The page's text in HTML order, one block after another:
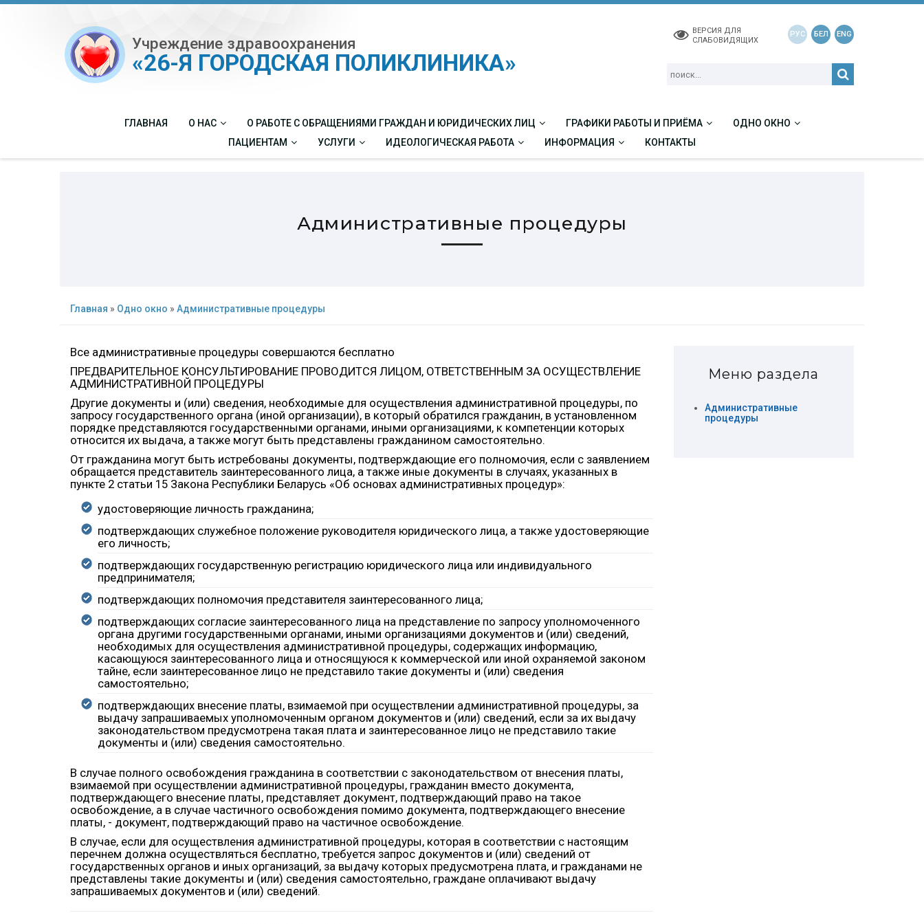
Учреждение здравоохранения
«26-Я ГОРОДСКАЯ ПОЛИКЛИНИКА»
ВЕРСИЯ ДЛЯ
СЛАБОВИДЯЩИХ
РУС БЕЛ ENG
ГЛАВНАЯ О НАС О РАБОТЕ С ОБРАЩЕНИЯМИ ГРАЖДАН И ЮРИДИЧЕСКИХ ЛИЦ ГРАФИКИ РАБОТЫ И ПРИЁМА
ОДНО ОКНО
ПАЦИЕНТАМ
УСЛУГИ ИДЕОЛОГИЧЕСКАЯ РАБОТА ИНФОРМАЦИЯ КОНТАКТЫ
Административные процедуры
Главная » Одно окно » Административные процедуры
Все административные процедуры совершаются бесплатно
ПРЕДВАРИТЕЛЬНОЕ КОНСУЛЬТИРОВАНИЕ ПРОВОДИТСЯ ЛИЦОМ, ОТВЕТСТВЕННЫМ ЗА ОСУЩЕСТВЛЕНИЕ
АДМИНИСТРАТИВНОЙ ПРОЦЕДУРЫ
Другие документы и (или) сведения, необходимые для осуществления административной процедуры, по
запросу государственного органа (иной организации), в который обратился гражданин, в установленном
порядке представляются государственными органами, иными организациями, к компетенции которых
относится их выдача, а также могут быть представлены гражданином самостоятельно.
От гражданина могут быть истребованы документы, подтверждающие его полномочия, если с заявлением
обращается представитель заинтересованного лица, а также иные документы в случаях, указанных в
пункте 2 статьи 15 Закона Республики Беларусь «Об основах административных процедур»:
удостоверяющие личность гражданина;
подтверждающих служебное положение руководителя юридического лица, а также удостоверяющие
его личность;
подтверждающих государственную регистрацию юридического лица или индивидуального
предпринимателя;
подтверждающих полномочия представителя заинтересованного лица;
подтверждающих согласие заинтересованного лица на представление по запросу уполномоченного
органа другими государственными органами, иными организациями документов и (или) сведений,
необходимых для осуществления административной процедуры, содержащих информацию,
касающуюся заинтересованного лица и относящуюся к коммерческой или иной охраняемой законом
тайне, если заинтересованное лицо не представило такие документы и (или) сведения
самостоятельно;
подтверждающих внесение платы, взимаемой при осуществлении административной процедуры, за
выдачу запрашиваемых уполномоченным органом документов и (или) сведений, если за их выдачу
законодательством предусмотрена такая плата и заинтересованное лицо не представило такие
документы и (или) сведения самостоятельно.
В случае полного освобождения гражданина в соответствии с законодательством от внесения платы,
взимаемой при осуществлении административной процедуры, гражданин вместо документа,
подтверждающего внесение платы, представляет документ, подтверждающий право на такое
освобождение, а в случае частичного освобождения помимо документа, подтверждающего внесение
платы, - документ, подтверждающий право на частичное освобождение.
В случае, если для осуществления административной процедуры, которая в соответствии с настоящим
перечнем должна осуществляться бесплатно, требуется запрос документов и (или) сведений от
государственных органов и иных организаций, за выдачу которых предусмотрена плата, и гражданами не
представлены такие документы и (или) сведения самостоятельно, граждане оплачивают выдачу
запрашиваемых документов и (или) сведений.
Меню раздела
Административные
процедуры